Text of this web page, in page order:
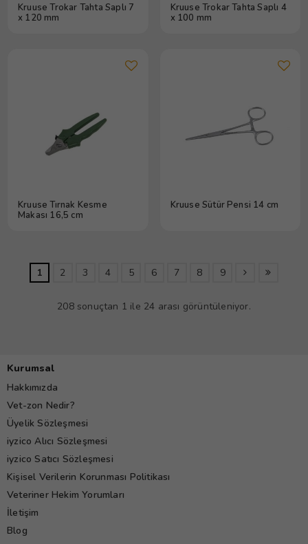
Kruuse Trokar Tahta Saplı 7
x 120 mm
Kruuse Trokar Tahta Saplı 4
x 100 mm
Kruuse Tırnak Kesme
Makası 16,5 cm
Kruuse Sütür Pensi 14 cm
1 2 3 4 5 6 7 8 9
208 sonuçtan 1 ile 24 arası görüntüleniyor.
Kurumsal
Hakkımızda
Vet-zon Nedir?
Üyelik Sözleşmesi
iyzico Alıcı Sözleşmesi
iyzico Satıcı Sözleşmesi
Kişisel Verilerin Korunması Politikası
Veteriner Hekim Yorumları
İletişim
Blog